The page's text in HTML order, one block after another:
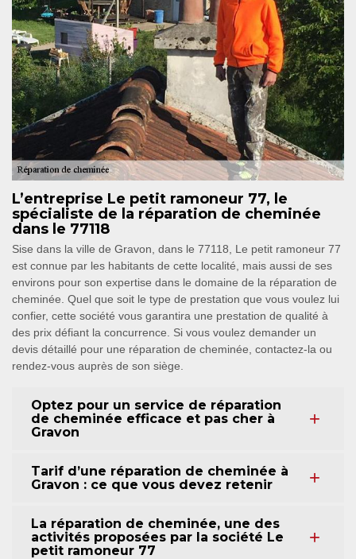
L’entreprise Le petit ramoneur 77, le
spécialiste de la réparation de cheminée
dans le 77118
Sise dans la ville de Gravon, dans le 77118, Le petit ramoneur 77
est connue par les habitants de cette localité, mais aussi de ses
environs pour son expertise dans le domaine de la réparation de
cheminée. Quel que soit le type de prestation que vous voulez lui
confier, cette société vous garantira une prestation de qualité à
des prix défiant la concurrence. Si vous voulez demander un
devis détaillé pour une réparation de cheminée, contactez-la ou
rendez-vous auprès de son siège.
Optez pour un service de réparation
de cheminée efficace et pas cher à
Gravon
Tarif d’une réparation de cheminée à
Gravon : ce que vous devez retenir
La réparation de cheminée, une des
activités proposées par la société Le
petit ramoneur 77